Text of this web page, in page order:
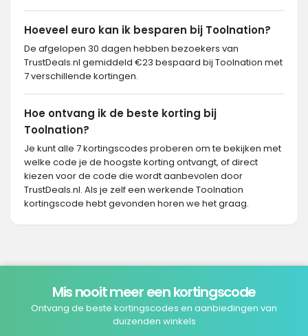
Hoeveel euro kan ik besparen bij Toolnation?
De afgelopen 30 dagen hebben bezoekers van
TrustDeals.nl gemiddeld €23 bespaard bij Toolnation met
7 verschillende kortingen.
Hoe ontvang ik de beste korting bij
Toolnation?
Je kunt alle 7 kortingscodes proberen om te bekijken met
welke code je de hoogste korting ontvangt, of direct
kiezen voor de code die wordt aanbevolen door
TrustDeals.nl. Als je zelf een werkende Toolnation
kortingscode hebt gevonden horen we het graag.
Mis nooit meer een kortingscode
Ontvang de beste kortingscodes en aanbiedingen van
duizenden winkels